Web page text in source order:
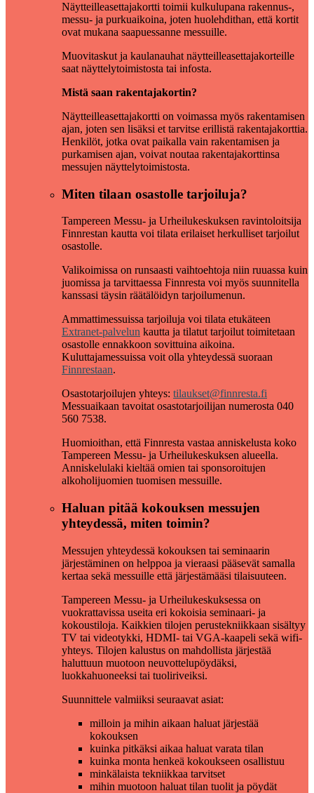
Näytteilleasettajakortti toimii kulkulupana rakennus-,
messu- ja purkuaikoina, joten huolehdithan, että kortit
ovat mukana saapuessanne messuille.
Muovitaskut ja kaulanauhat näytteilleasettajakorteille
saat näyttelytoimistosta tai infosta.
Mistä saan rakentajakortin?
Näytteilleasettajakortti on voimassa myös rakentamisen
ajan, joten sen lisäksi et tarvitse erillistä rakentajakorttia.
Henkilöt, jotka ovat paikalla vain rakentamisen ja
purkamisen ajan, voivat noutaa rakentajakorttinsa
messujen näyttelytoimistosta.
Miten tilaan osastolle tarjoiluja?
Tampereen Messu- ja Urheilukeskuksen ravintoloitsija
Finnrestan kautta voi tilata erilaiset herkulliset tarjoilut
osastolle.
Valikoimissa on runsaasti vaihtoehtoja niin ruuassa kuin
juomissa ja tarvittaessa Finnresta voi myös suunnitella
kanssasi täysin räätälöidyn tarjoilumenun.
Ammattimessuissa tarjoiluja voi tilata etukäteen
Extranet-palvelun kautta ja tilatut tarjoilut toimitetaan
osastolle ennakkoon sovittuina aikoina.
Kuluttajamessuissa voit olla yhteydessä suoraan
Finnrestaan.
Osastotarjoilujen yhteys: tilaukset@finnresta.fi
Messuaikaan tavoitat osastotarjoilijan numerosta 040
560 7538.
Huomioithan, että Finnresta vastaa anniskelusta koko
Tampereen Messu- ja Urheilukeskuksen alueella.
Anniskelulaki kieltää omien tai sponsoroitujen
alkoholijuomien tuomisen messuille.
Haluan pitää kokouksen messujen
yhteydessä, miten toimin?
Messujen yhteydessä kokouksen tai seminaarin
järjestäminen on helppoa ja vieraasi pääsevät samalla
kertaa sekä messuille että järjestämääsi tilaisuuteen.
Tampereen Messu- ja Urheilukeskuksessa on
vuokrattavissa useita eri kokoisia seminaari- ja
kokoustiloja. Kaikkien tilojen perustekniikkaan sisältyy
TV tai videotykki, HDMI- tai VGA-kaapeli sekä wifi-
yhteys. Tilojen kalustus on mahdollista järjestää
haluttuun muotoon neuvottelupöydäksi,
luokkahuoneeksi tai tuoliriveiksi.
Suunnittele valmiiksi seuraavat asiat:
milloin ja mihin aikaan haluat järjestää
kokouksen
kuinka pitkäksi aikaa haluat varata tilan
kuinka monta henkeä kokoukseen osallistuu
minkälaista tekniikkaa tarvitset
mihin muotoon haluat tilan tuolit ja pöydät